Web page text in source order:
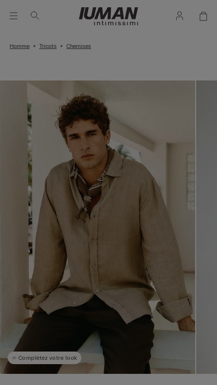
Homme Tricots Chemises
Complétez votre look